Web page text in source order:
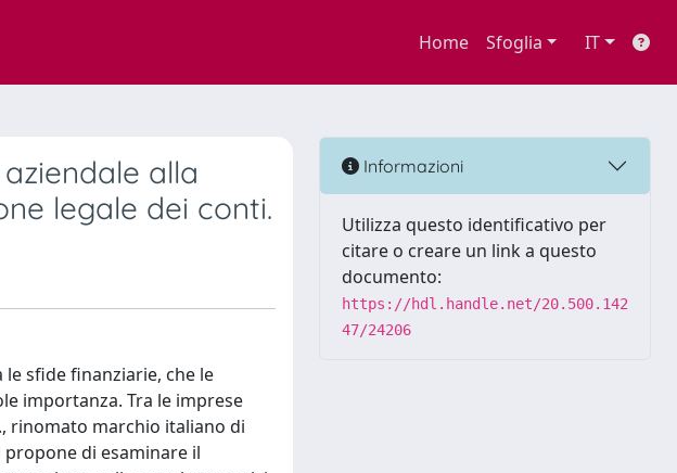
Home Sfoglia IT
alla
legale dei conti.
sfide finanziarie, che le
importanza. Tra le imprese
rinomato marchio italiano di
di esaminare il
Informazioni
Utilizza questo identificativo per
citare o creare un link a questo
documento:
https://hdl.handle.net/20.500.142
47/24206